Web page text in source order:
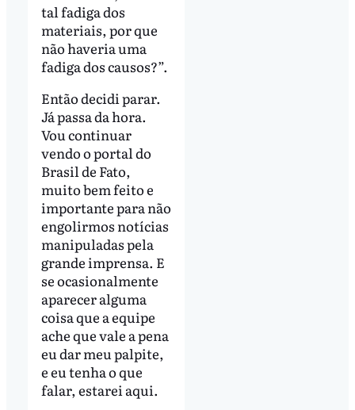
tal fadiga dos
materiais, por que
não haveria uma
fadiga dos causos?”.
Então decidi parar.
Já passa da hora.
Vou continuar
vendo o portal do
Brasil de Fato,
muito bem feito e
importante para não
engolirmos notícias
manipuladas pela
grande imprensa. E
se ocasionalmente
aparecer alguma
coisa que a equipe
ache que vale a pena
eu dar meu palpite,
e eu tenha o que
falar, estarei aqui.